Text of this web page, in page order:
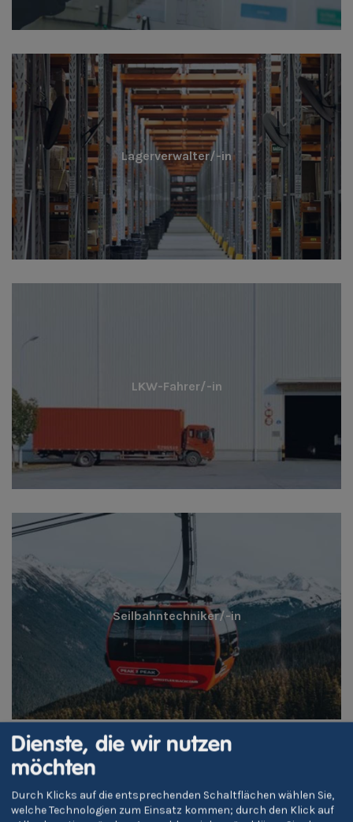
Lagerverwalter/-in
LKW-Fahrer/-in
Seilbahntechniker/-in
Dienste, die wir nutzen
möchten
Durch Klicks auf die entsprechenden Schaltflächen wählen Sie,
welche Technologien zum Einsatz kommen; durch den Klick auf